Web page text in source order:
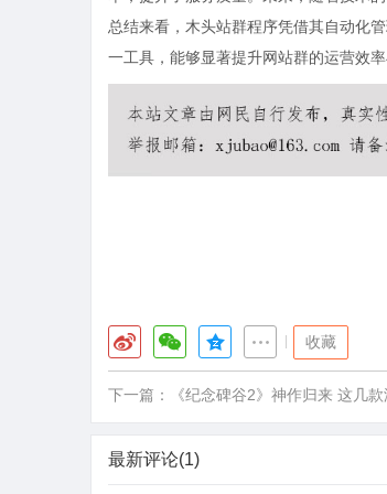
总结来看，木头站群程序凭借其自动化
一工具，能够显著提升网站群的运营效
收藏
下一篇： 《纪念碑谷2》神作归来 这几
最新评论(1)